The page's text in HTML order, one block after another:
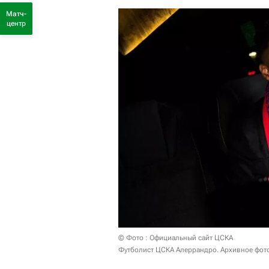
© Фото : Официальный сайт ЦСКА
Футболист ЦСКА Алеррандро. Архивное
Матч-
центр